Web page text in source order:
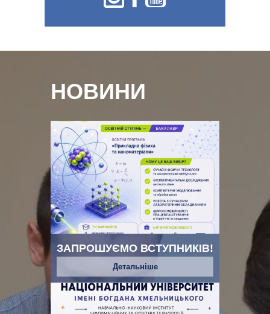
НОВИНИ
ЗАПРОШУЄМО ВСТУПНИКІВ!
Детальніше